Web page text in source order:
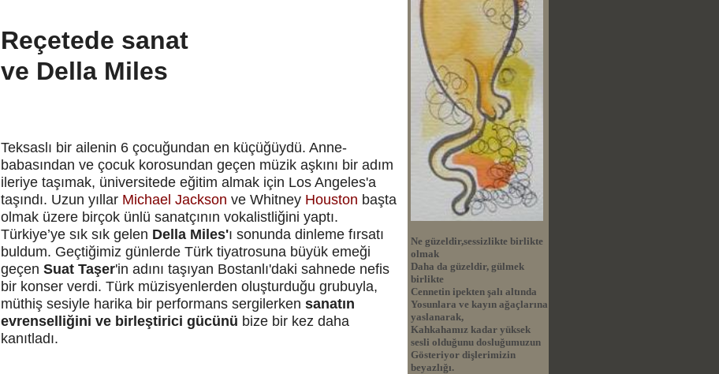
Reçetede sanat
ve Della Miles
Teksaslı bir ailenin 6 çocuğundan en küçüğüydü. Anne-
babasından ve çocuk korosundan geçen müzik aşkını bir adım
ileriye taşımak, üniversitede eğitim almak için Los Angeles'a
taşındı. Uzun yıllar Michael Jackson ve Whitney Houston başta
olmak üzere birçok ünlü sanatçının vokalistliğini yaptı.
Türkiye’ye sık sık gelen Della Miles'ı sonunda dinleme fırsatı
buldum. Geçtiğimiz günlerde Türk tiyatrosuna büyük emeği
geçen Suat Taşer'in adını taşıyan Bostanlı'daki sahnede nefis
bir konser verdi. Türk müzisyenlerden oluşturduğu grubuyla,
müthiş sesiyle harika bir performans sergilerken sanatın
evrenselliğini ve birleştirici gücünü bize bir kez daha
kanıtladı.
Ne güzeldir,sessizlikte birlikte
olmak
Daha da güzeldir, gülmek
birlikte
Cennetin ipekten şalı altında
Yosunlara ve kayın ağaçlarına
yaslanarak,
Kahkahamız kadar yüksek
sesli olduğunu dosluğumuzun
Gösteriyor dişlerimizin
beyazlığı.